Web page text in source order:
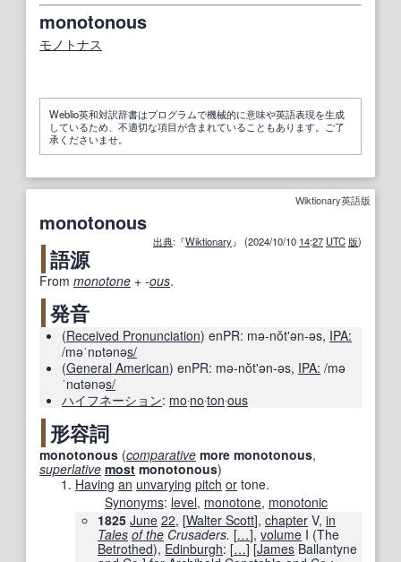
monotonous
モノトナス
Weblio英和対訳辞書はプログラムで機械的に意味や英語表現を生成
しているため、不適切な項目が含まれていることもあります。ご了
承くださいませ。
Wiktionary英語版
monotonous
出典:『Wiktionary』 (2024/10/10 14:27 UTC 版)
語源
From monotone +‎ -ous.
発音
(Received Pronunciation) enPR: mə-nŏtʹən-əs, IPA:
/məˈnɒtənəs/
(General American) enPR: mə-nŏtʹən-əs, IPA: /mə
ˈnɑtənəs/
ハイフネーション: mo‧no‧ton‧ous
形容詞
monotonous (comparative more monotonous,
superlative most monotonous)
Having an unvarying pitch or tone.
Synonyms: level, monotone, monotonic
1825 June 22, [Walter Scott], chapter V, in
Tales of the Crusaders. […], volume I (The
Betrothed), Edinburgh: […] [James Ballantyne